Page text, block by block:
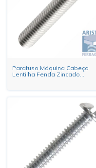
Parafuso Máquina Cabeça
Lentilha Fenda Zincado